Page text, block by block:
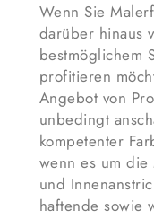
Wenn Sie
darüber hinaus
bestmöglichem
profitieren
Angebot von
unbedingt
kompetenter
wenn es um die
und
haftende sowie